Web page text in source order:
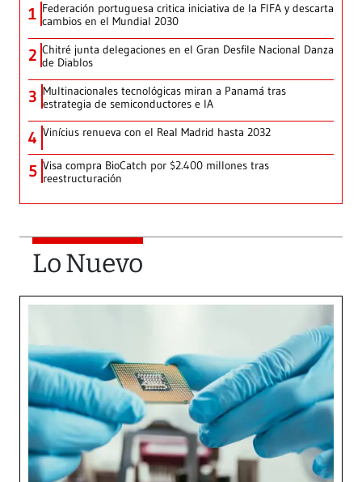
1 Federación portuguesa critica iniciativa de la FIFA y descarta
cambios en el Mundial 2030
2 Chitré junta delegaciones en el Gran Desfile Nacional Danza
de Diablos
3 Multinacionales tecnológicas miran a Panamá tras
estrategia de semiconductores e IA
4 Vinícius renueva con el Real Madrid hasta 2032
5 Visa compra BioCatch por $2.400 millones tras
reestructuración
Lo Nuevo